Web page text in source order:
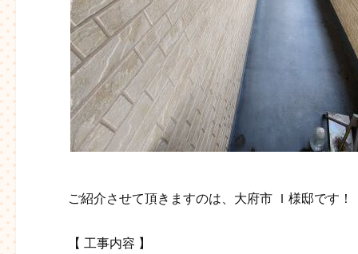
ご紹介させて頂きますのは、大府市 Ｉ様邸です！
【 工事内容 】